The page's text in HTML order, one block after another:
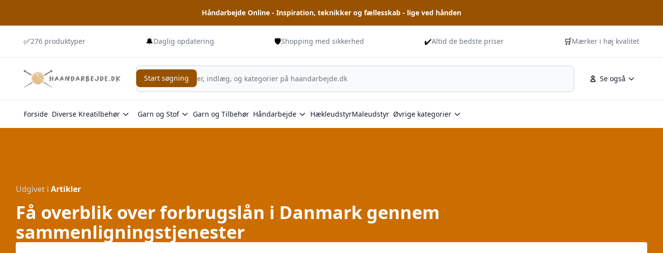
Håndarbejde Online - Inspiration, teknikker og fællesskab - lige ved hånden
✅276 produktyper 🔔Daglig opdatering 🛡️Shopping med sikkerhed ✔️Altid de bedste priser 🛒Mærker i høj kvalitet
Se også
Start søgning
Start søgning
Forside Diverse Kreatilbehør Garn og Stof Garn og Tilbehør Håndarbejde HækleudstyrMaleudstyr Øvrige kategorier
Udgivet i Artikler
Få overblik over forbrugslån i Danmark gennem
sammenligningstjenester